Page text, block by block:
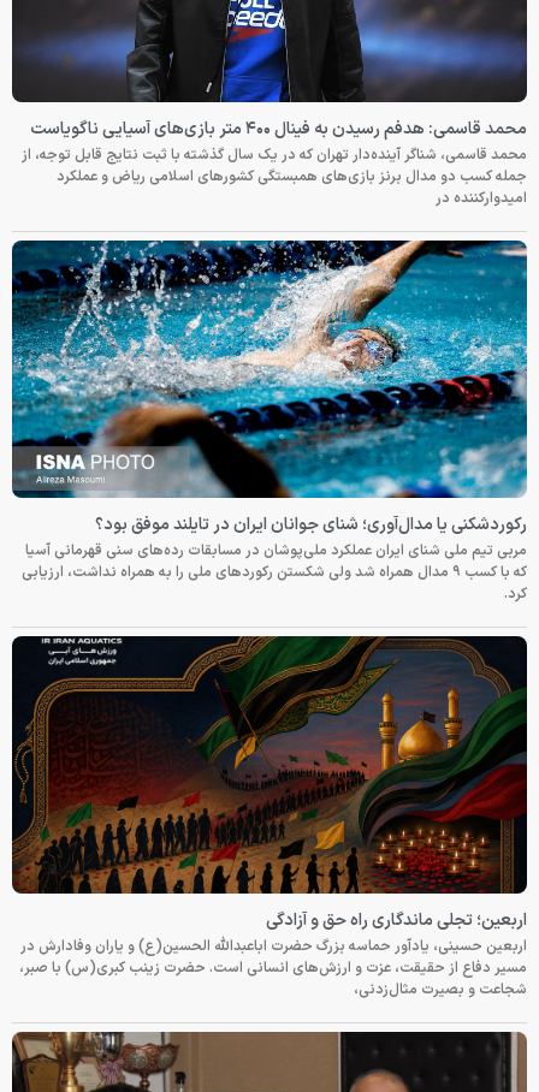
محمد قاسمی: هدفم رسیدن به فینال ۴۰۰ متر بازی‌های آسیایی ناگویاست
محمد قاسمی، شناگر آینده‌دار تهران که در یک سال گذشته با ثبت نتایج قابل توجه، از
جمله کسب دو مدال برنز بازی‌های همبستگی کشورهای اسلامی ریاض و عملکرد
امیدوارکننده در
رکوردشکنی یا مدال‌آوری؛ شنای جوانان ایران در تایلند موفق بود؟
مربی تیم ملی شنای ایران عملکرد ملی‌پوشان در مسابقات رده‌های سنی قهرمانی آسیا
که با کسب ۹ مدال همراه شد ولی شکستن رکوردهای ملی را به همراه نداشت، ارزیابی
کرد.
اربعین؛ تجلی ماندگاری راه حق و آزادگی
اربعین حسینی، یادآور حماسه بزرگ حضرت اباعبدالله الحسین(ع) و یاران وفادارش در
مسیر دفاع از حقیقت، عزت و ارزش‌های انسانی است. حضرت زینب کبری(س) با صبر،
شجاعت و بصیرت مثال‌زدنی،